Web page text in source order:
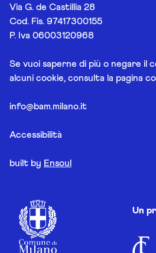
Via G. de Castillia 28
Cod. Fis. 97417300155
P. Iva 06003120968
Se vuoi saperne di più o negare il
alcuni cookie, consulta la pagina
info@bam.milano.it
Accessibilità
built by Ensoul
Un